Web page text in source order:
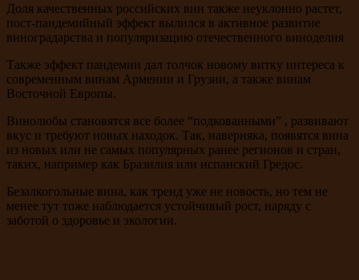
Доля качественных российских вин также неуклонно растет,
пост-пандемийный эффект вылился в активное развитие
виноградарства и популяризацию отечественного виноделия
Также эффект пандемии дал толчок новому витку интереса к
современным винам Армении и Грузии, а также винам
Восточной Европы.
Винолюбы становятся все более “подкованными” , развивают
вкус и требуют новых находок. Так, наверняка, появятся вина
из новых или не самых популярных ранее регионов и стран,
таких, например как Бразилия или испанский Гредос.
Безалкогольные вина, как тренд уже не новость, но тем не
менее тут тоже наблюдается устойчивый рост, наряду с
заботой о здоровье и экологии.